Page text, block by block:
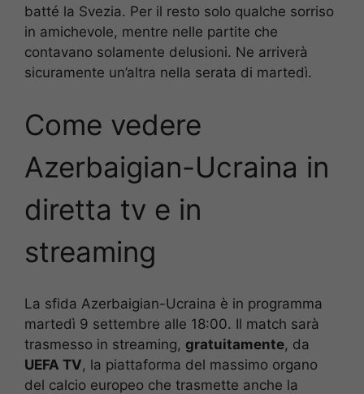
batté la Svezia. Per il resto solo qualche sorriso
in amichevole, mentre nelle partite che
contavano solamente delusioni. Ne arriverà
sicuramente un’altra nella serata di martedì.
Come vedere
Azerbaigian-Ucraina in
diretta tv e in
streaming
La sfida Azerbaigian-Ucraina è in programma
martedì 9 settembre alle 18:00. Il match sarà
trasmesso in streaming, gratuitamente, da
UEFA TV, la piattaforma del massimo organo
del calcio europeo che trasmette anche la